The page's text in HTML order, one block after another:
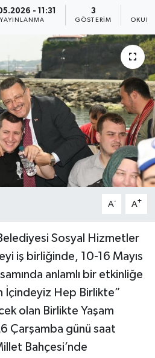
- 11:31
YAYINLANMA
3
GÖSTERIM
A- A+
Sosyal Hizmetler
iş birliğinde, 10-16 Mayıs
anlamlı bir etkinliğe
İçindeyiz Hep Birlikte”
olan Birlikte Yaşam
Çarşamba günü saat
Bahçesi’nde